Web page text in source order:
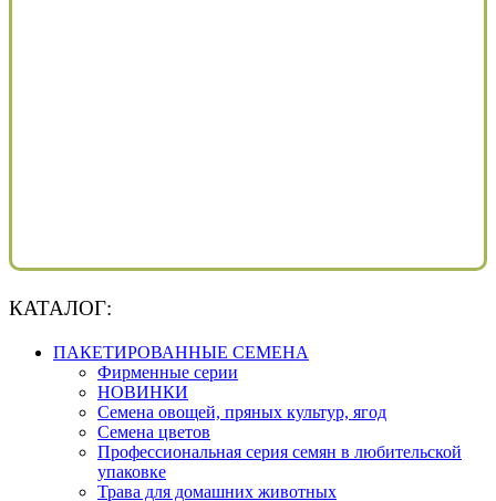
КАТАЛОГ:
ПАКЕТИРОВАННЫЕ СЕМЕНА
Фирменные серии
НОВИНКИ
Семена овощей, пряных культур, ягод
Семена цветов
Профессиональная серия семян в любительской
упаковке
Трава для домашних животных